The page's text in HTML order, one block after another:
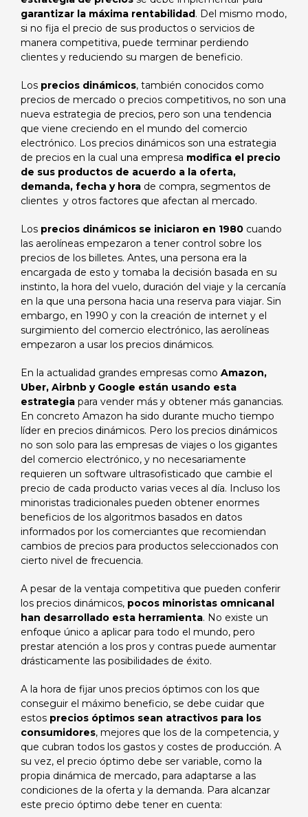
garantizar la máxima rentabilidad. Del mismo modo,
si no fija el precio de sus productos o servicios de
manera competitiva, puede terminar perdiendo
clientes y reduciendo su margen de beneficio.
Los precios dinámicos, también conocidos como
precios de mercado o precios competitivos, no son una
nueva estrategia de precios, pero son una tendencia
que viene creciendo en el mundo del comercio
electrónico. Los precios dinámicos son una estrategia
de precios en la cual una empresa modifica el precio
de sus productos de acuerdo a la oferta,
demanda, fecha y hora de compra, segmentos de
clientes y otros factores que afectan al mercado.
Los precios dinámicos se iniciaron en 1980 cuando
las aerolíneas empezaron a tener control sobre los
precios de los billetes. Antes, una persona era la
encargada de esto y tomaba la decisión basada en su
instinto, la hora del vuelo, duración del viaje y la cercanía
en la que una persona hacia una reserva para viajar. Sin
embargo, en 1990 y con la creación de internet y el
surgimiento del comercio electrónico, las aerolíneas
empezaron a usar los precios dinámicos.
En la actualidad grandes empresas como Amazon,
Uber, Airbnb y Google están usando esta
estrategia para vender más y obtener más ganancias.
En concreto Amazon ha sido durante mucho tiempo
líder en precios dinámicos. Pero los precios dinámicos
no son solo para las empresas de viajes o los gigantes
del comercio electrónico, y no necesariamente
requieren un software ultrasofisticado que cambie el
precio de cada producto varias veces al día. Incluso los
minoristas tradicionales pueden obtener enormes
beneficios de los algoritmos basados ​​en datos
informados por los comerciantes que recomiendan
cambios de precios para productos seleccionados con
cierto nivel de frecuencia.
A pesar de la ventaja competitiva que pueden conferir
los precios dinámicos, pocos minoristas omnicanal
han desarrollado esta herramienta. No existe un
enfoque único a aplicar para todo el mundo, pero
prestar atención a los pros y contras puede aumentar
drásticamente las posibilidades de éxito.
A la hora de fijar unos precios óptimos con los que
conseguir el máximo beneficio, se debe cuidar que
estos precios óptimos sean atractivos para los
consumidores, mejores que los de la competencia, y
que cubran todos los gastos y costes de producción. A
su vez, el precio óptimo debe ser variable, como la
propia dinámica de mercado, para adaptarse a las
condiciones de la oferta y la demanda. Para alcanzar
este precio óptimo debe tener en cuenta: